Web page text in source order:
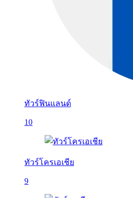
ทัวร์ฟินแลนด์
10
ทัวร์โครเอเชีย
9